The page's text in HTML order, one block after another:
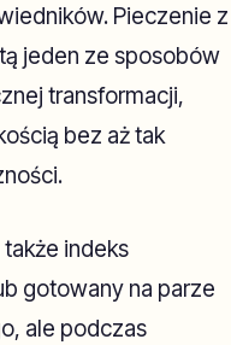
Pieczenie z
jeden ze sposobów
transformacji,
bez aż tak
indeks
gotowany na parze
ale podczas